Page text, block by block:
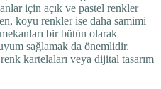
için açık ve pastel renkler
koyu renkler ise daha samimi
bir bütün olarak
sağlamak da önemlidir.
kartelaları veya dijital tasarım